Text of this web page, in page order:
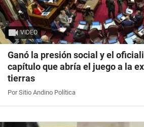
VIDEO
Ganó la presión social y el
capítulo que abría el juego a la
tierras
Por Sitio Andino Política